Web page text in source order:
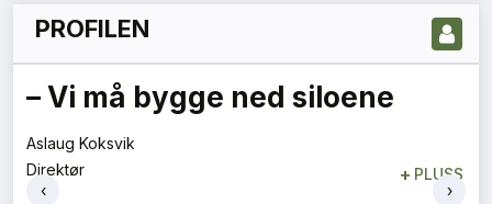
PROFILEN
+ PLUSS
– Vi må bygge ned siloene
Aslaug Koksvik
Direktør
‹
›